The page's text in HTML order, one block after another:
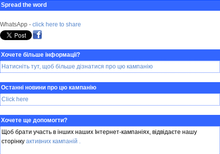
Spread the word
WhatsApp - click here to share
Хочете більше інформації?
Натисніть тут, щоб більше дізнатися про цю кампанію
Останні новини про цю кампанію
Click here
Хочете ще допомогти?
Щоб брати участь в інших наших Інтернет-кампаніях, відвідаєте нашу
сторінку активних кампаній .